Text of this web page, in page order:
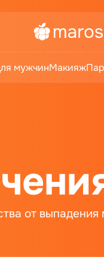
мужчинМакияж
от выпадения